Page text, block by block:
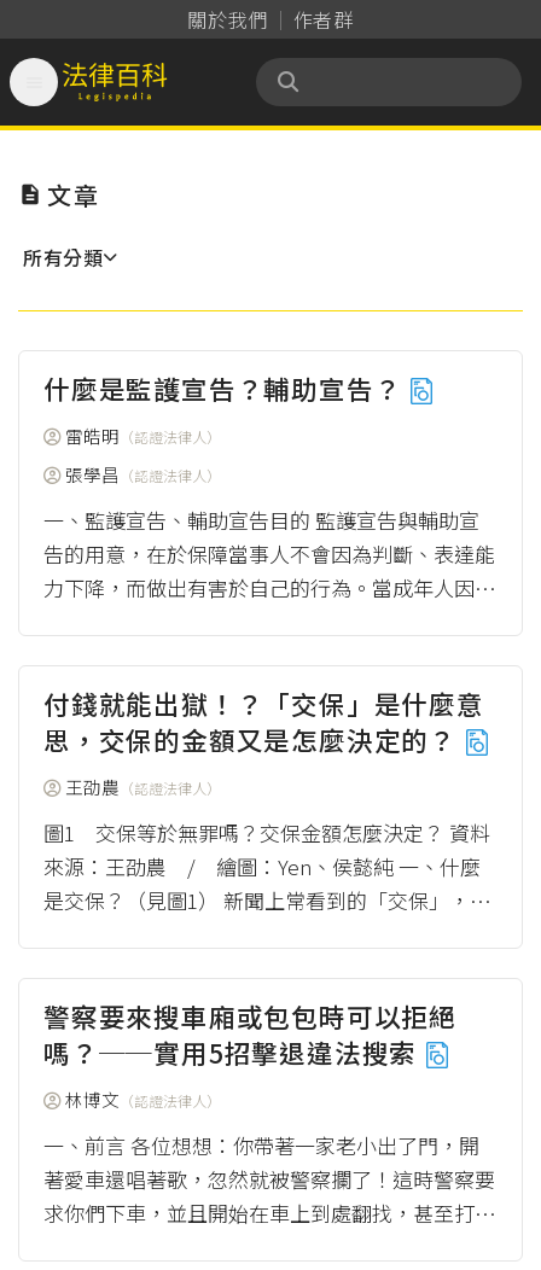
關於我們 作者群
法律百科 Legispedia
 文章
所有分類
什麼是監護宣告？輔助宣告？
雷皓明 （認證法律人）
張學昌 （認證法律人）
一、監護宣告、輔助宣告目的 監護宣告與輔助宣
告的用意，在於保障當事人不會因為判斷、表達能
力下降，而做出有害於自己的行為。當成年人因為
付錢就能出獄！？「交保」是什麼意
思，交保的金額又是怎麼決定的？
王劭農 （認證法律人）
圖1 交保等於無罪嗎？交保金額怎麼決定？ 資料
來源：王劭農 / 繪圖：Yen、侯懿純 一、什麼
是交保？（見圖1） 新聞上常看到的「交保」，在
警察要來搜車廂或包包時可以拒絕
嗎？──實用5招擊退違法搜索
林博文 （認證法律人）
一、前言 各位想想：你帶著一家老小出了門，開
著愛車還唱著歌，忽然就被警察攔了！這時警察要
求你們下車，並且開始在車上到處翻找，甚至打開